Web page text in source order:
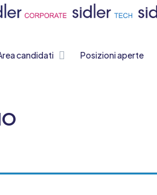
candidati Posizioni aperte